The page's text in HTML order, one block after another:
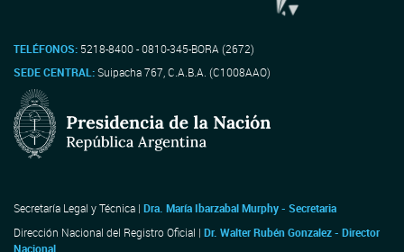
TELÉFONOS: 5218-8400 - 0810-345-BORA (2672)
SEDE CENTRAL:Suipacha 767, C.A.B.A. (C1008AAO)
Secretaría Legal y Técnica | Dra. María Ibarzabal Murphy - Secretaria
Dirección Nacional del Registro Oficial | Dr. Walter Rubén Gonzalez - Director
Nacional